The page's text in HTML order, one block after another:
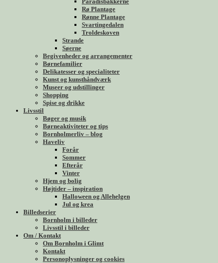
Rø Plantage
Rønne Plantage
Svartingedalen
Troldeskoven
Strande
Søerne
Begivenheder og arrangementer
Børnefamilier
Delikatesser og specialiteter
Kunst og kunsthåndværk
Museer og udstillinger
Shopping
Spise og drikke
Livsstil
Bøger og musik
Børneaktiviteter og tips
Bornholmerliv – blog
Haveliv
Forår
Sommer
Efterår
Vinter
Hjem og bolig
Højtider – inspiration
Halloween og Allehelgen
Jul og krea
Billedserier
Bornholm i billeder
Livsstil i billeder
Om / Kontakt
Om Bornholm i Glimt
Kontakt
Personoplysninger og cookies